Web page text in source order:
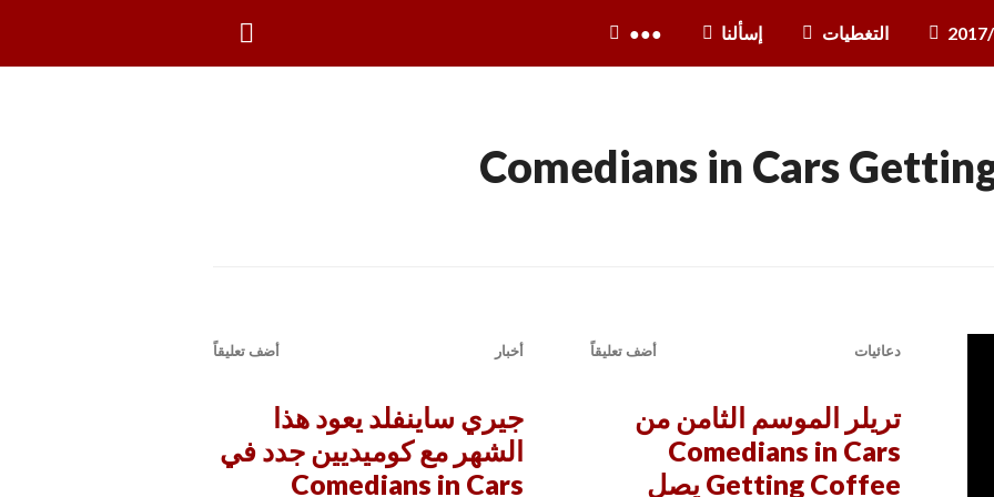
التغطيات إسألنا ●●●
Comedians in Cars
دعائيات أضف تعليقاً
تريلر الموسم الثامن من
Comedians in Cars
Getting Coffee يصل
أخبار أضف تعليقاً
جيري ساينفلد يعود هذا
الشهر مع كوميديين جدد في
Comedians in Cars